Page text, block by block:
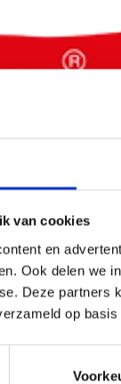
van cookies
en
Ook delen we
Deze partners
op